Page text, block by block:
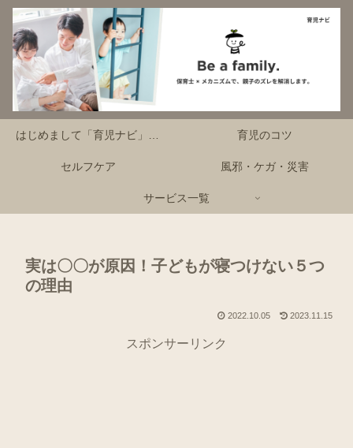
はじめまして「育児ナビ」です！ 育児のコツ
セルフケア 風邪・ケガ・災害
サービス一覧
実は〇〇が原因！子どもが寝つけない５つ
の理由
2022.10.05 2023.11.15
スポンサーリンク